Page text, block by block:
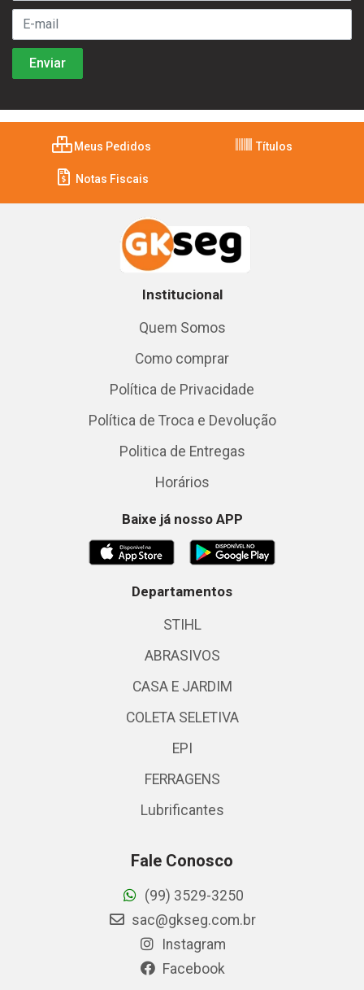
Meus Pedidos Títulos
Notas Fiscais
Institucional
Quem Somos
Como comprar
Política de Privacidade
Política de Troca e Devolução
Politica de Entregas
Horários
Baixe já nosso APP
Departamentos
STIHL
ABRASIVOS
CASA E JARDIM
COLETA SELETIVA
EPI
FERRAGENS
Lubrificantes
Fale Conosco
(99) 3529-3250
sac@gkseg.com.br
Instagram
Facebook